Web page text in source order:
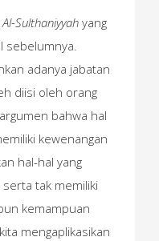
Sulthaniyyah yang
sebelumnya.
adanya jabatan
diisi oleh orang
bahwa hal
kewenangan
hal-hal yang
tak memiliki
kemampuan
mengaplikasikan